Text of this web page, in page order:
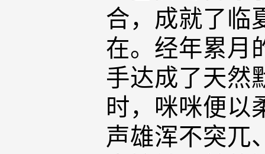
合，成就了临
在。经年累月
手达成了天然
时，咪咪便以
声雄浑不突兀